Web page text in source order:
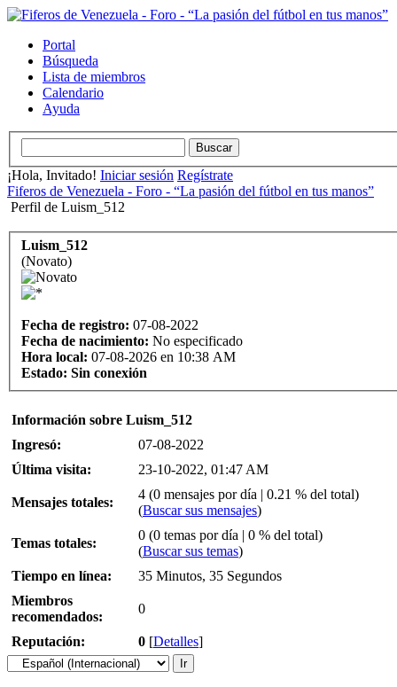
Portal
Búsqueda
Lista de miembros
Calendario
Ayuda
¡Hola, Invitado! Iniciar sesión Regístrate
Fiferos de Venezuela - Foro - “La pasión del fútbol en tus manos”
Perfil de Luism_512
Luism_512
(Novato)
Fecha de registro: 07-08-2022
Fecha de nacimiento: No especificado
Hora local: 07-08-2026 en 10:38 AM
Estado: Sin conexión
Información sobre Luism_512
Ingresó:
07-08-2022
Última visita:
23-10-2022, 01:47 AM
Mensajes totales:
4 (0 mensajes por día | 0.21 % del total)
(Buscar sus mensajes)
Temas totales:
0 (0 temas por día | 0 % del total)
(Buscar sus temas)
Tiempo en línea:
35 Minutos, 35 Segundos
Miembros
recomendados:
0
Reputación: 0 [Detalles]